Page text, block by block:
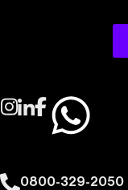
0800-329-2050